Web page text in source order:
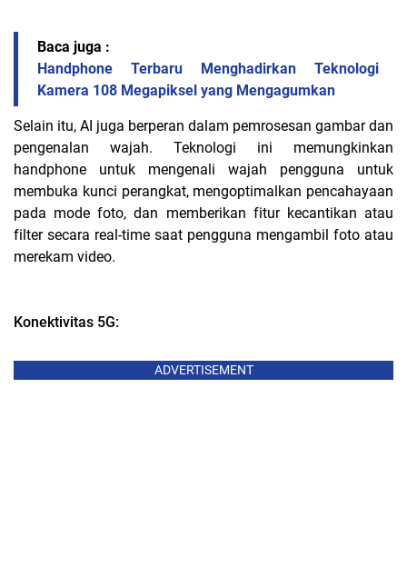
Baca juga :
Handphone Terbaru Menghadirkan Teknologi
Kamera 108 Megapiksel yang Mengagumkan
Selain itu, AI juga berperan dalam pemrosesan gambar dan
pengenalan wajah. Teknologi ini memungkinkan
handphone untuk mengenali wajah pengguna untuk
membuka kunci perangkat, mengoptimalkan pencahayaan
pada mode foto, dan memberikan fitur kecantikan atau
filter secara real-time saat pengguna mengambil foto atau
merekam video.
Konektivitas 5G:
ADVERTISEMENT